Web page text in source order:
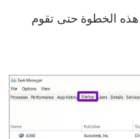
الخطوة حتى تقوم